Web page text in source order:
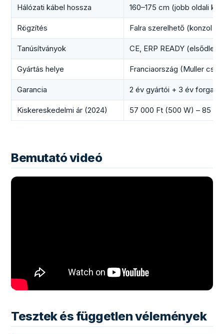
Hálózati kábel hossza 160–175 cm (jobb oldali
Rögzítés Falra szerelhető (konzol
Tanúsítványok CE, ERP READY
Gyártás helye Franciaország (Muller
Garancia 2 év gyártói + 3 év
Kiskereskedelmi ár (2024) 57 000 Ft (500 W) – 85
Bemutató videó
Tesztek és független vélemények